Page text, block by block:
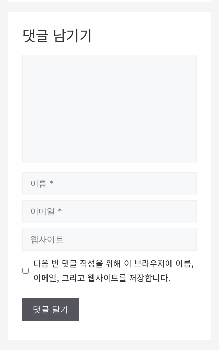
댓글 남기기
다음 번 댓글 작성을 위해 이 브라우저에 이름,
이메일, 그리고 웹사이트를 저장합니다.